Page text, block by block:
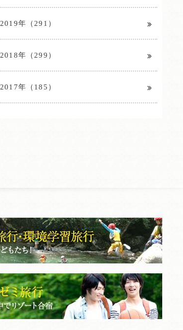
2019年（291）
2018年（299）
2017年（185）